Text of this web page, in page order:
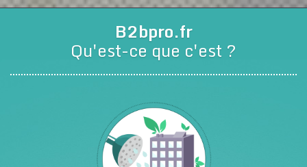
B2bpro.fr
Qu'est-ce que c'est ?